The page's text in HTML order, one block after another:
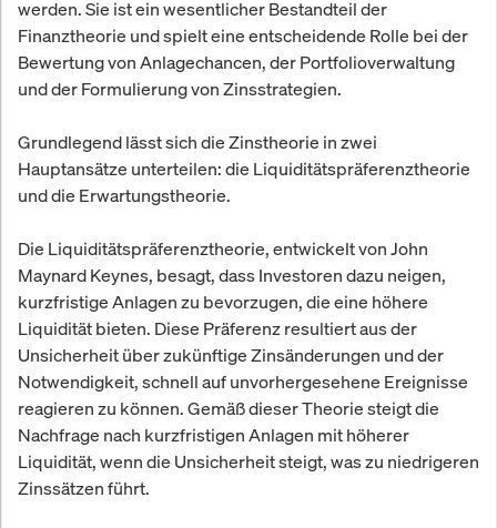
werden. Sie ist ein wesentlicher Bestandteil der
Finanztheorie und spielt eine entscheidende Rolle bei der
Bewertung von Anlagechancen, der Portfolioverwaltung
und der Formulierung von Zinsstrategien.
Grundlegend lässt sich die Zinstheorie in zwei
Hauptansätze unterteilen: die Liquiditätspräferenztheorie
und die Erwartungstheorie.
Die Liquiditätspräferenztheorie, entwickelt von John
Maynard Keynes, besagt, dass Investoren dazu neigen,
kurzfristige Anlagen zu bevorzugen, die eine höhere
Liquidität bieten. Diese Präferenz resultiert aus der
Unsicherheit über zukünftige Zinsänderungen und der
Notwendigkeit, schnell auf unvorhergesehene Ereignisse
reagieren zu können. Gemäß dieser Theorie steigt die
Nachfrage nach kurzfristigen Anlagen mit höherer
Liquidität, wenn die Unsicherheit steigt, was zu niedrigeren
Zinssätzen führt.